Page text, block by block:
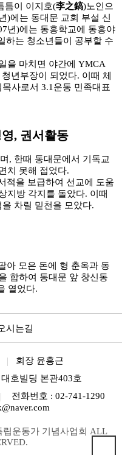
틈이 이지호(李之鎬)노인으
)에는 동대문 교회 부설 신
년)에는 동흥학교에 동흥야
하는 청소년들이 공부할 수
을 마치면 야간에 YMCA
년부장이 되었다. 이때 체
사로서 3.1운동 민족대표
, 권서활동
, 한때 동대문에서 기독교
치 못해 접었다.
적을 보급하여 선교에 도움
지방 각지를 돌았다. 이때
차릴 밑천을 모았다.
아 모은 돈에 형 춘옥과 동
합하여 동대문 앞 창신동
열었다.
시는길
회장 윤홍근
호빌딩 본관403호
전화번호 : 02-741-1290
운동가 기념사업회 ALL